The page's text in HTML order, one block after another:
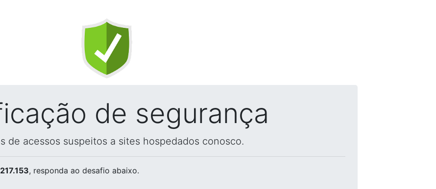
de segurança
de acessos suspeitos a sites hospedados conosco.
, responda ao desafio abaixo.